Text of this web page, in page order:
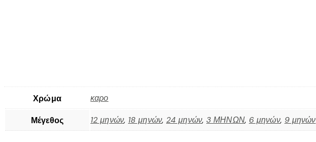
Χρώμα καρο
Μέγεθος 12 μηνών, 18 μηνών,24 μηνών,3 ΜΗΝΩΝ, 6 μηνών, 9 μηνών